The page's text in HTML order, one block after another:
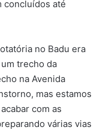
concluídos até
no Badu era
trecho da
na Avenida
mas estamos
com as
várias vias